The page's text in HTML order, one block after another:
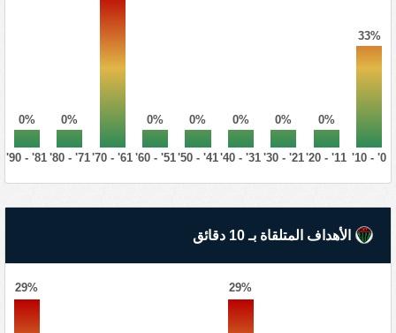
0% 0% 0% 0% 0% 0% 0%
33%
81' - 90' 71' - 80' 61' - 70' 51' - 60' 41' - 50' 31' - 40' 21' - 30' 11' - 20' 0' - 10'
الأهداف المتلقاة بـ 10 دقائق
29% 29%